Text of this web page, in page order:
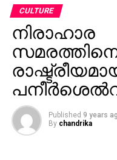
CULTURE
നിരാഹാര
Published 9 years
By chandrika